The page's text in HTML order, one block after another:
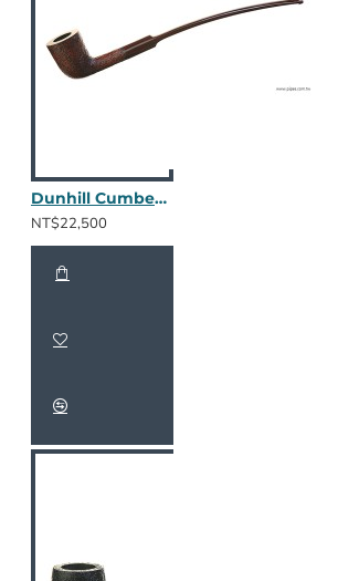
Dunhill Cumberland 4605 / 2411
NT$22,500